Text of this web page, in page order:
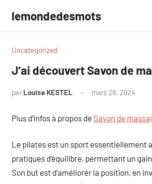
contenu
lemondedesmots
Uncategorized
J’ai découvert Savon de
par Louise KESTEL mars 28, 2024
Plus d’infos à propos de Savon de
Le pilates est un sport essentiellement
pratiques d’équilibre, permettant un
Son but est d’améliorer la position, en